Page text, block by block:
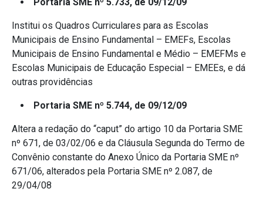
Institui os Quadros Curriculares para as Escolas
Municipais de Ensino Fundamental – EMEFs, Escolas
Municipais de Ensino Fundamental e Médio – EMEFMs e
Escolas Municipais de Educação Especial – EMEEs, e dá
outras providências
Portaria SME nº 5.744, de 09/12/09
Altera a redação do “caput” do artigo 10 da Portaria SME
nº 671, de 03/02/06 e da Cláusula Segunda do Termo de
Convênio constante do Anexo Único da Portaria SME nº
671/06, alterados pela Portaria SME nº 2.087, de
29/04/08